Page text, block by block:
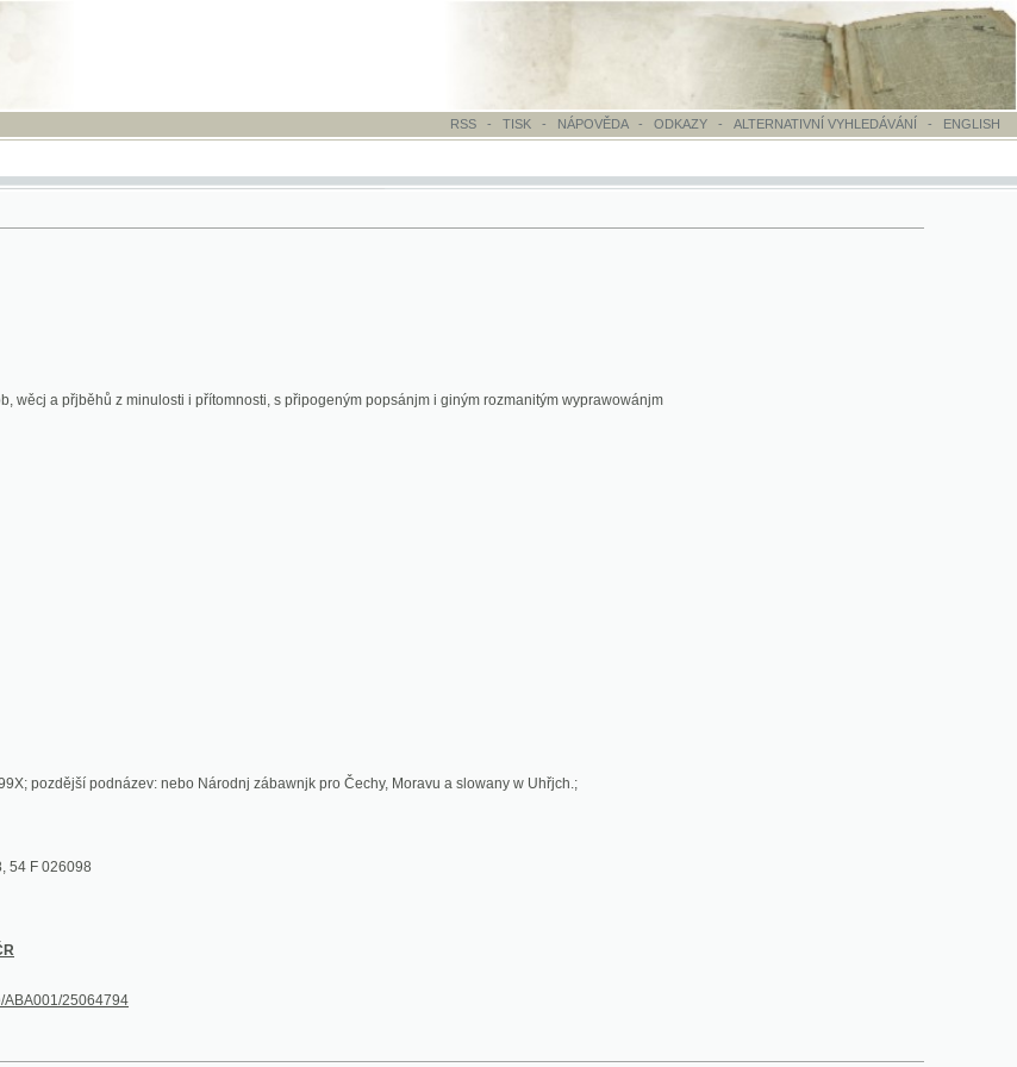
RSS - TISK-NÁPOVĚDA - ODKAZY - ALTERNATIVNÍ VYHLEDÁVÁNÍ- ENGLISH
z minulosti i přítomnosti, s připogeným popsánjm i giným rozmanitým wyprawowánjm
podnázev: nebo Národnj zábawnjk pro Čechy, Moravu a slowany w Uhřjch.;